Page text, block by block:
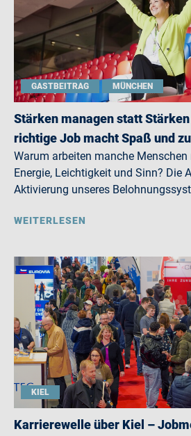
GASTBEITRAG MÜNCHEN
Stärken managen statt
richtige Job macht Spaß und
Warum arbeiten manche
Energie, Leichtigkeit und Sinn? Die
Aktivierung unseres
WEITERLESEN
KIEL
Karrierewelle über Kiel –